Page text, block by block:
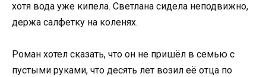
хотя вода уже кипела. Светлана сидела неподвижно,
держа салфетку на коленях.
Роман хотел сказать, что он не пришёл в семью с
пустыми руками, что десять лет возил её отца по